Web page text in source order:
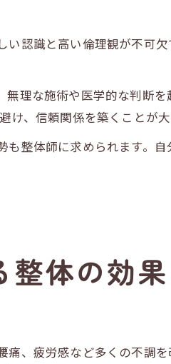
認識と高い倫理観が不可
理な施術や医学的な判断
、信頼関係を築くことが大
整体師に求められます。
体の効
、疲労感など多くの不調